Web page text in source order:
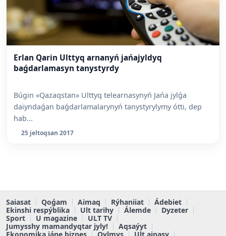
Erlan Qarin Ulttyq arnanyń jańajyldyq
baǵdarlamasyn tanystyrdy
Búgin «Qazaqstan» Ulttyq telearnasynyń Jańa jylǵa
daiyndaǵan baǵdarlamalarynyń tanystyrylymy ótti, dep
hab...
25 jeltoqsan 2017
Saiasat Qoǵam Aimaq Rýhaniiat
Ádebiet
Ekinshi respýblika
Ult tarihy Álemde
Dyzeter
Sport
U magazine
ULT TV
Jumysshy mamandyqtar jyly!
Aqsaýyt
Ekonomika jáne biznes
Qylmys
Ult ainasy